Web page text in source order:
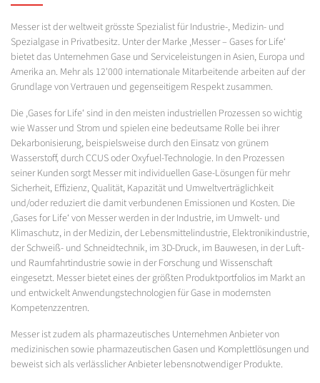
Messer ist der weltweit grösste Spezialist für Industrie-, Medizin- und
Spezialgase in Privatbesitz. Unter der Marke ‚Messer – Gases for Life‘
bietet das Unternehmen Gase und Serviceleistungen in Asien, Europa und
Amerika an. Mehr als 12'000 internationale Mitarbeitende arbeiten auf der
Grundlage von Vertrauen und gegenseitigem Respekt zusammen.
Die ‚Gases for Life‘ sind in den meisten industriellen Prozessen so wichtig
wie Wasser und Strom und spielen eine bedeutsame Rolle bei ihrer
Dekarbonisierung, beispielsweise durch den Einsatz von grünem
Wasserstoff, durch CCUS oder Oxyfuel-Technologie. In den Prozessen
seiner Kunden sorgt Messer mit individuellen Gase-Lösungen für mehr
Sicherheit, Effizienz, Qualität, Kapazität und Umweltverträglichkeit
und/oder reduziert die damit verbundenen Emissionen und Kosten. Die
‚Gases for Life‘ von Messer werden in der Industrie, im Umwelt- und
Klimaschutz, in der Medizin, der Lebensmittelindustrie, Elektronikindustrie,
der Schweiß- und Schneidtechnik, im 3D-Druck, im Bauwesen, in der Luft-
und Raumfahrtindustrie sowie in der Forschung und Wissenschaft
eingesetzt. Messer bietet eines der größten Produktportfolios im Markt an
und entwickelt Anwendungstechnologien für Gase in modernsten
Kompetenzzentren.
Messer ist zudem als pharmazeutisches Unternehmen Anbieter von
medizinischen sowie pharmazeutischen Gasen und Komplettlösungen und
beweist sich als verlässlicher Anbieter lebensnotwendiger Produkte.